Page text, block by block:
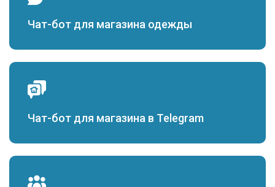
Чат-бот для магазина одежды
Чат-бот для магазина в Telegram